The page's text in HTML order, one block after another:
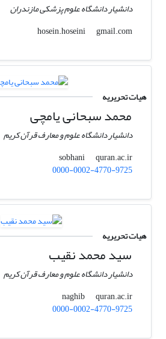
دانشیار دانشگاه علوم پزشکی مازندران
hosein.hoseini
gmail.com
هیات تحریریه
محمد سبحانی یامچی
دانشیار دانشگاه علوم و معارف قرآن کریم
sobhani
quran.ac.ir
0000-0002-4770-9725
هیات تحریریه
سید محمد نقیب
دانشیار دانشگاه علوم و معارف قرآن کریم
naghib
quran.ac.ir
0000-0002-4770-9725